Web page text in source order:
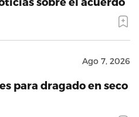
Ago 7, 2026
para dragado en seco